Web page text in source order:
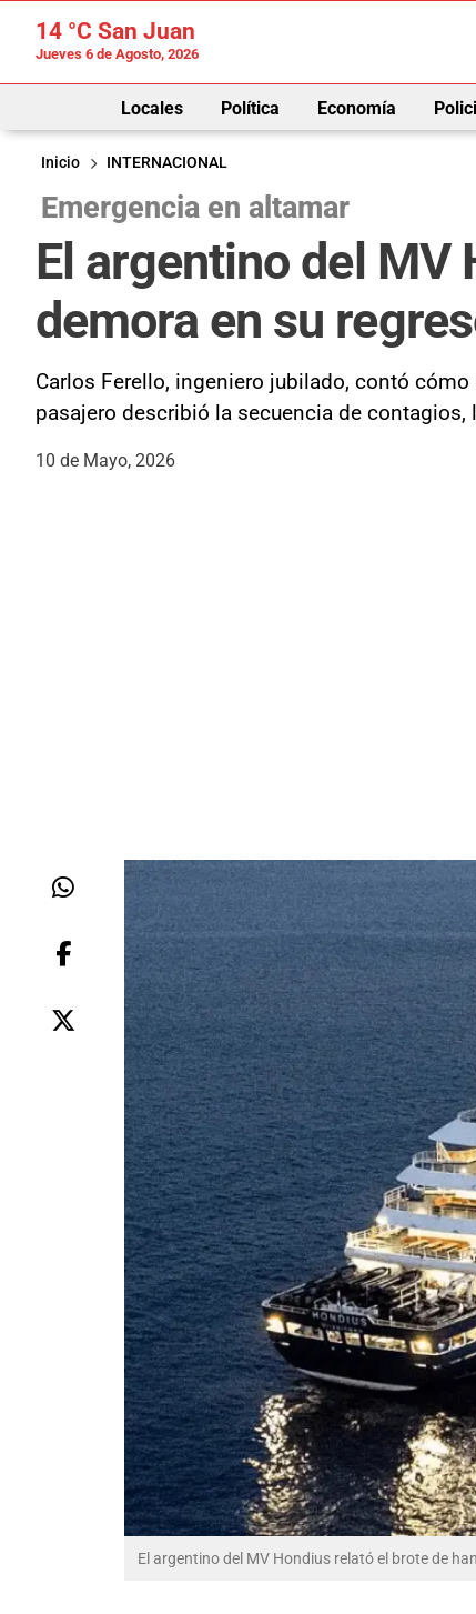
14 °C San Juan
Jueves 6 de Agosto, 2026
Locales Política Economía
Inicio
INTERNACIONAL
Emergencia en altamar
El argentino del MV
demora en su
Carlos Ferello, ingeniero jubilado, contó
pasajero describió la secuencia de
10 de Mayo, 2026
El argentino del MV Hondius relató el brote de